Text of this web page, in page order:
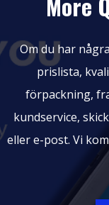
Om du har
prislista,
förpackning,
kundservice,
eller e-post. Vi